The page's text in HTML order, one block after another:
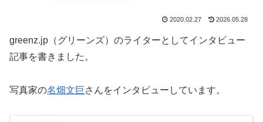
2020.02.27 2026.05.28
greenz.jp（グリーンズ）のライターとしてインタビュー
記事を書きました。
写真家の名畑文巨さんをインタビューしています。